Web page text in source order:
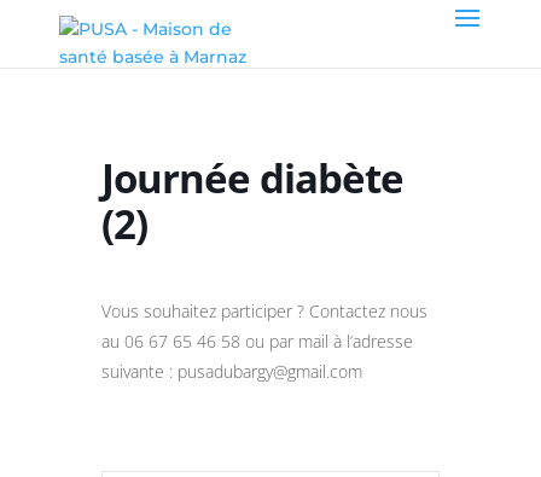
Journée diabète
(2)
Vous souhaitez participer ? Contactez nous
au 06 67 65 46 58 ou par mail à l’adresse
suivante : pusadubargy@gmail.com